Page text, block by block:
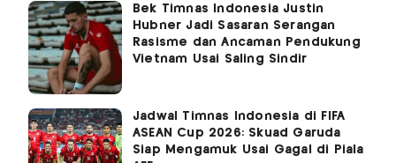
Bek Timnas Indonesia Justin
Hubner Jadi Sasaran Serangan
Rasisme dan Ancaman Pendukung
Vietnam Usai Saling Sindir
Jadwal Timnas Indonesia di FIFA
ASEAN Cup 2026: Skuad Garuda
Siap Mengamuk Usai Gagal di Piala